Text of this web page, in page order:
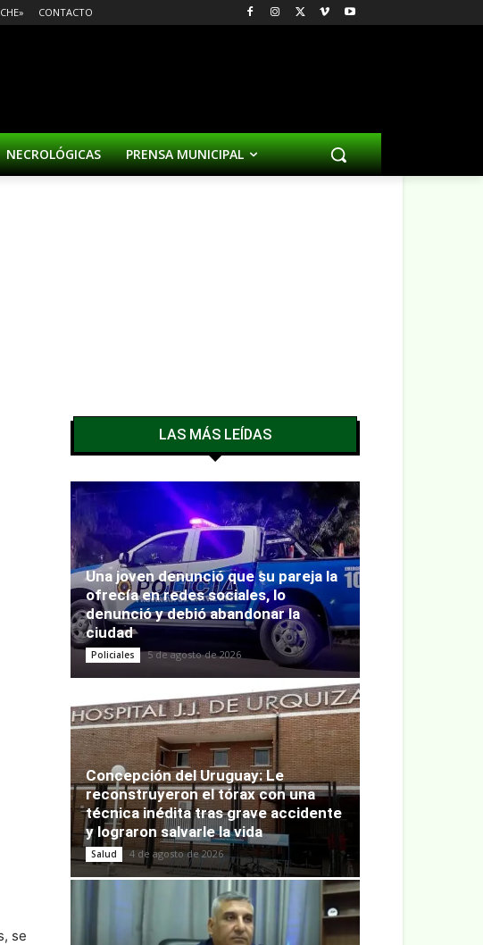
CONTACTO
NECROLÓGICAS PRENSA MUNICIPAL
se
LAS MÁS LEÍDAS
Una joven denunció que su pareja la
ofrecía en redes sociales, lo
denunció y debió abandonar la
ciudad
Policiales 5 de agosto de 2026
Concepción del Uruguay: Le
reconstruyeron el tórax con una
técnica inédita tras grave accidente
y lograron salvarle la vida
Salud 4 de agosto de 2026